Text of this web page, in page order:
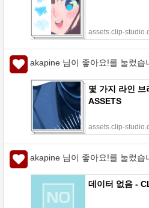
assets.clip-
akapine 님이 좋아요!를 눌렀습
몇 가지 라인
ASSETS
assets.clip-
akapine 님이 좋아요!를 눌렀습
데이터 없음 -